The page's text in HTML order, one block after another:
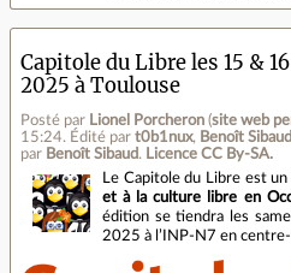
Capitole du Libre les 15 &
2025 à Toulouse
Posté par Lionel Porcheron (site web
15:24. Édité par t0b1nux, Benoît Sibaud
par Benoît Sibaud. Licence CC By‑SA.
Le Capitole du Libre est
et à la culture libre en
édition se tiendra les
2025 à l’INP-N7 en